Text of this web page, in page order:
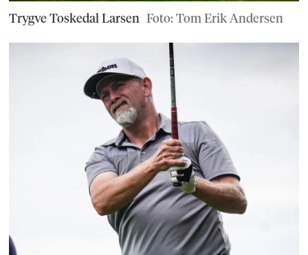
Trygve Toskedal Larsen Foto: Tom Erik Andersen